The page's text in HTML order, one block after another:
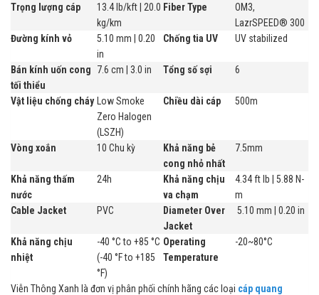
Trọng lượng cáp
13.4 lb/kft | 20.0
kg/km
Fiber Type
OM3,
LazrSPEED® 300
Đường kính vỏ
5.10 mm | 0.20
in
Chống tia UV UV stabilized
Bán kính uốn cong
tối thiểu
7.6 cm | 3.0 in Tổng số sợi 6
Vật liệu chống cháy Low Smoke
Zero Halogen
(LSZH)
Chiều dài cáp 500m
Vòng xoắn 10 Chu kỳ
Khả năng bẻ
cong nhỏ nhất
7.5mm
Khả năng thấm
nước
24h
Khả năng chịu
va chạm
4.34 ft lb | 5.88 N-
m
Cable Jacket
PVC
Diameter Over
Jacket
5.10 mm | 0.20 in
Khả năng chịu
nhiệt
-40 °C to +85 °C
(-40 °F to +185
°F)
Operating
Temperature
-20~80°C
Viễn Thông Xanh là đơn vị phân phối chính hãng các loại cáp quang